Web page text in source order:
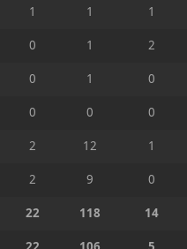
1 1 1
0 1 2
0 1 0
0 0 0
2 12 1
2 9 0
22 118 14